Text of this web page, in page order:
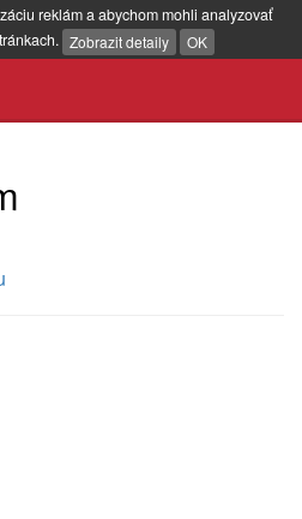
reklám a abychom mohli analyzovať
Zobrazit detaily OK